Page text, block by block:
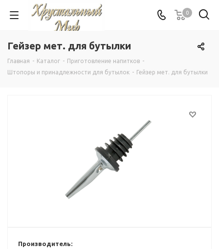
0
Гейзер мет. для бутылки
Главная - Каталог - Приготовление напитков -
Штопоры и принадлежности для бутылок - Гейзер мет. для бутылки
Производитель: